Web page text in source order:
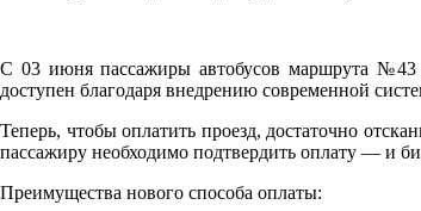
С 03 июня пассажиры автобусов маршрута
доступен благодаря внедрению современной
Теперь, чтобы оплатить проезд, достаточно
пассажиру необходимо подтвердить оплату — и
Преимущества нового способа оплаты: